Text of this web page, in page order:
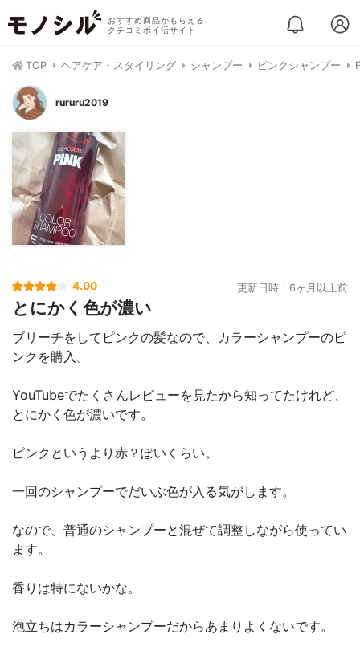
おすすめ商品がもらえる
クチコミポイ活サイト
TOP ヘアケア・スタイリング シャンプー ピンクシャンプー
rururu2019
4.00 更新日時：6ヶ月以上前
とにかく色が濃い
ブリーチをしてピンクの髪なので、カラーシャンプーのピ
ンクを購入。
YouTubeでたくさんレビューを見たから知ってたけれど、
とにかく色が濃いです。
ピンクというより赤？ぽいくらい。
一回のシャンプーでだいぶ色が入る気がします。
なので、普通のシャンプーと混ぜて調整しながら使ってい
ます。
香りは特にないかな。
泡立ちはカラーシャンプーだからあまりよくないです。